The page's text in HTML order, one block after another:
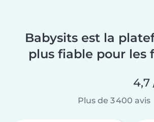
Babysits est la
plus fiable pour les
4,7
Plus de 3 400 avis